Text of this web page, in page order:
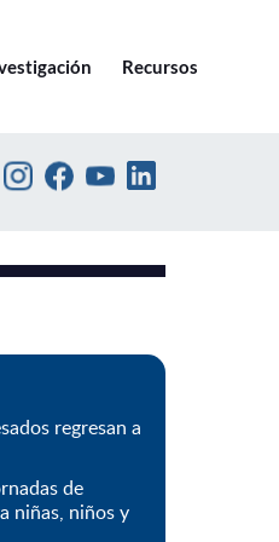
Recursos
regresan a
de
niñas, niños y